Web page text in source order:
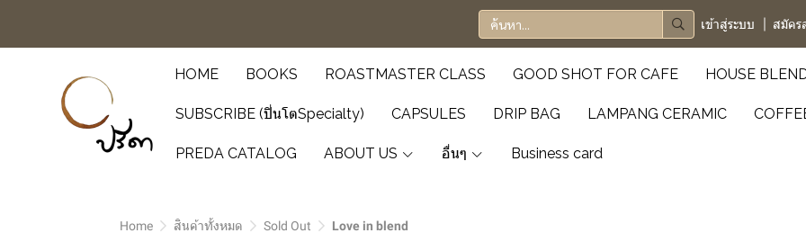
เข้าสู่ระบบ สมัคร
HOME BOOKS ROASTMASTER CLASS GOOD SHOT FOR CAFE HOUSE
SUBSCRIBE (ปิ่นโตSpecialty) CAPSULES DRIP BAG LAMPANG CERAMIC
PREDA CATALOG ABOUT US อื่นๆ Business card
Home สินค้าทั้งหมด Sold Out Love in blend